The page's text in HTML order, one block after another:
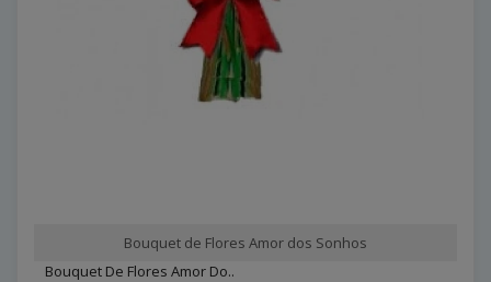
Bouquet de Flores Amor dos Sonhos
Bouquet De Flores Amor Do..